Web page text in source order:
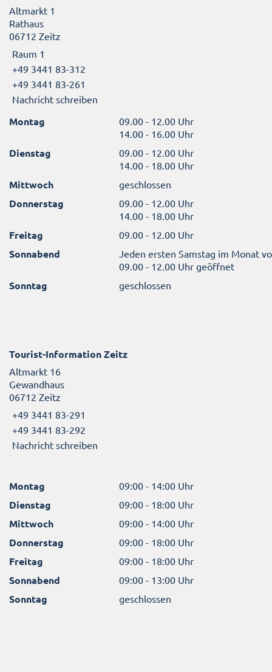
Altmarkt 1
Rathaus
06712 Zeitz
Raum 1
+49 3441 83-312
+49 3441 83-261
Nachricht schreiben
Montag
09.00 - 12.00 Uhr
14.00 - 16.00 Uhr
Dienstag
09.00 - 12.00 Uhr
14.00 - 18.00 Uhr
Mittwoch geschlossen
Donnerstag
09.00 - 12.00 Uhr
14.00 - 18.00 Uhr
Freitag 09.00 - 12.00 Uhr
Sonnabend
Jeden ersten Samstag im Monat
09.00 - 12.00 Uhr geöffnet
Sonntag geschlossen
Tourist-Information Zeitz
Altmarkt 16
Gewandhaus
06712 Zeitz
+49 3441 83-291
+49 3441 83-292
Nachricht schreiben
Montag 09:00 - 14:00 Uhr
Dienstag 09:00 - 18:00 Uhr
Mittwoch 09:00 - 14:00 Uhr
Donnerstag 09:00 - 18:00 Uhr
Freitag 09:00 - 18:00 Uhr
Sonnabend 09:00 - 13:00 Uhr
Sonntag geschlossen